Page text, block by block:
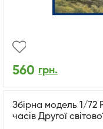
560 грн.
Збірна модель 1/72
часів Другої